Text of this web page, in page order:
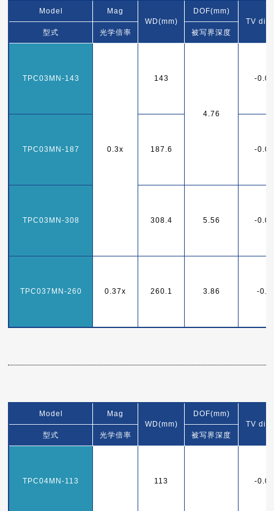
Model
Mag
WD(mm)
DOF(mm)
TV
型式
光学倍率 被写界深度
TPC03MN-143
0.3x
143
4.76
-
TPC03MN-187 187.6 -
TPC03MN-308 308.4 5.56 -
TPC037MN-260 0.37x 260.1 3.86 -
Model
Mag
WD(mm)
DOF(mm)
TV
型式
光学倍率 被写界深度
TPC04MN-113 113 -